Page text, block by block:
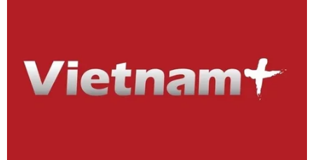
(TTXVN/Vietnam+)